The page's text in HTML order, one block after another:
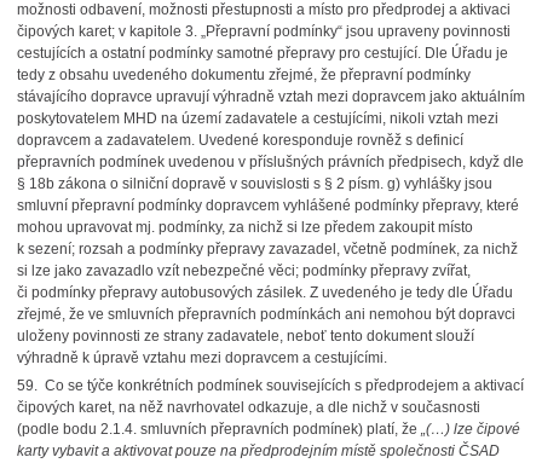
možnosti odbavení, možnosti přestupnosti a místo pro předprodej a aktivaci
čipových karet; v kapitole 3. „Přepravní podmínky“ jsou upraveny povinnosti
cestujících a ostatní podmínky samotné přepravy pro cestující. Dle Úřadu je
tedy z obsahu uvedeného dokumentu zřejmé, že přepravní podmínky
stávajícího dopravce upravují výhradně vztah mezi dopravcem jako aktuálním
poskytovatelem MHD na území zadavatele a cestujícími, nikoli vztah mezi
dopravcem a zadavatelem. Uvedené koresponduje rovněž s definicí
přepravních podmínek uvedenou v příslušných právních předpisech, když dle
§ 18b zákona o silniční dopravě v souvislosti s § 2 písm. g) vyhlášky jsou
smluvní přepravní podmínky dopravcem vyhlášené podmínky přepravy, které
mohou upravovat mj. podmínky, za nichž si lze předem zakoupit místo
k sezení; rozsah a podmínky přepravy zavazadel, včetně podmínek, za nichž
si lze jako zavazadlo vzít nebezpečné věci; podmínky přepravy zvířat,
či podmínky přepravy autobusových zásilek. Z uvedeného je tedy dle Úřadu
zřejmé, že ve smluvních přepravních podmínkách ani nemohou být dopravci
uloženy povinnosti ze strany zadavatele, neboť tento dokument slouží
výhradně k úpravě vztahu mezi dopravcem a cestujícími.
59. Co se týče konkrétních podmínek souvisejících s předprodejem a aktivací
čipových karet, na něž navrhovatel odkazuje, a dle nichž v současnosti
(podle bodu 2.1.4. smluvních přepravních podmínek) platí, že „(…) lze čipové
karty vybavit a aktivovat pouze na předprodejním místě společnosti ČSAD